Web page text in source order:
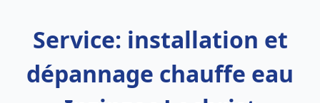
Service: installation et
dépannage chauffe eau